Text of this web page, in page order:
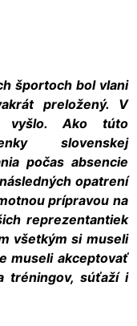
športoch bol vlani
preložený. V
vyšlo. Ako túto
slovenskej
počas absencie
opatrení
prípravou na
reprezentantiek
všetkým si museli
museli akceptovať
tréningov, súťaží i